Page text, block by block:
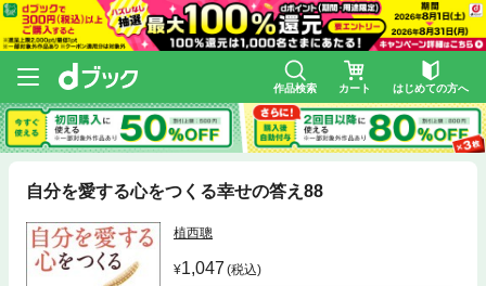
作品検索 カート はじめての方へ
自分を愛する心をつくる幸せの答え88
植西聰
1,047 (税込)